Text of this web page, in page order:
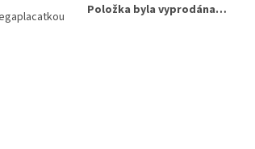
Položka byla vyprodána…